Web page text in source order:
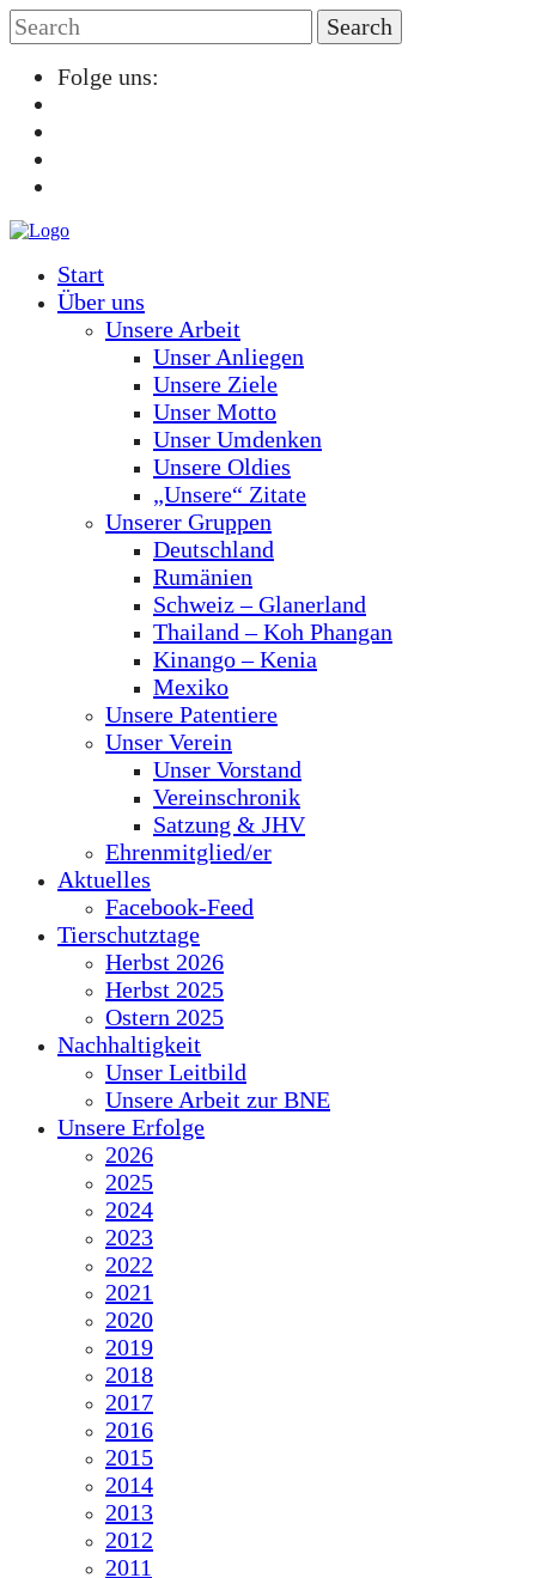
Folge uns:
Start
Über uns
Unsere Arbeit
Unser Anliegen
Unsere Ziele
Unser Motto
Unser Umdenken
Unsere Oldies
„Unsere“ Zitate
Unserer Gruppen
Deutschland
Rumänien
Schweiz – Glanerland
Thailand – Koh Phangan
Kinango – Kenia
Mexiko
Unsere Patentiere
Unser Verein
Unser Vorstand
Vereinschronik
Satzung & JHV
Ehrenmitglied/er
Aktuelles
Facebook-Feed
Tierschutztage
Herbst 2026
Herbst 2025
Ostern 2025
Nachhaltigkeit
Unser Leitbild
Unsere Arbeit zur BNE
Unsere Erfolge
2026
2025
2024
2023
2022
2021
2020
2019
2018
2017
2016
2015
2014
2013
2012
2011